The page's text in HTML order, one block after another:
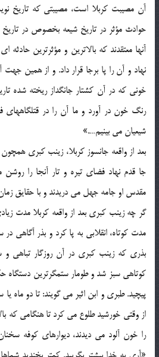
آن مصيبت کربلا است، مصيبتي که تاريخ
حوادث مؤثر در تاريخ شيعه بخصوص در
آنها معتقدند که بالاترين و مؤثرترين
نهاد و آن را پا برجا قرار داد. و از همين
خوني که در آن کشتار جانگداز ريخته شده
رنگ خون در آورد و ما آن را در قتلگاههاي
شيعيان مي بينيم….»
بعد از واقعه جانسوز کربلا، زينب کبري
جا قدم نهاد فضاي تيره و تار آنجا را
مقدس او جامه جهل مي دريدند و با حقايق
گر چه زينب کبري بعد از واقعه کربلا مدت
مدت کوتاه، انقلابي به پا کرد و بذر آگاهي
بذري که زينب کبري در آن روزگار تباهي
کوتاهي سبز شد و طومار ستمگرترين دستگاه
پيچيد. طبري و ابن اثير مي گويند: تا دو
از وقتي خورشيد طلوع مي کرد تا هنگامي که
را خون آلود مي ديدند، ديوارهاي کوفه